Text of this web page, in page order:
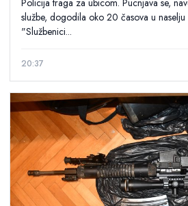
Policija traga za ubicom. Pucnjava se,
službe, dogodila oko 20 časova u naselju
"Službenici...
20:37